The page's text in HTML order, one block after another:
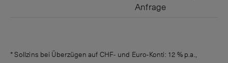
Anfrage
* Sollzins bei Überzügen auf CHF- und Euro-Konti: 12 % p.a.,